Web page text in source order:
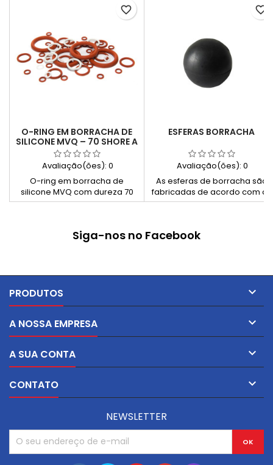
O-RING EM BORRACHA DE
SILICONE MVQ – 70 SHORE A
Avaliação(ões): 0
O-ring em borracha de
silicone MVQ com dureza 70
Shore A, indicado para
resistência a temperaturas
estabilidade ao longo do
tempo.
favorite_border
ESFERAS BORRACHA
Avaliação(ões): 0
As esferas de borracha são
fabricadas de acordo com as
especificidades técnicas de
diversas aplicações. Podem
favorite_border
Siga-nos no Facebook
PRODUTOS 
A NOSSA EMPRESA 
A SUA CONTA 
CONTATO 
NEWSLETTER